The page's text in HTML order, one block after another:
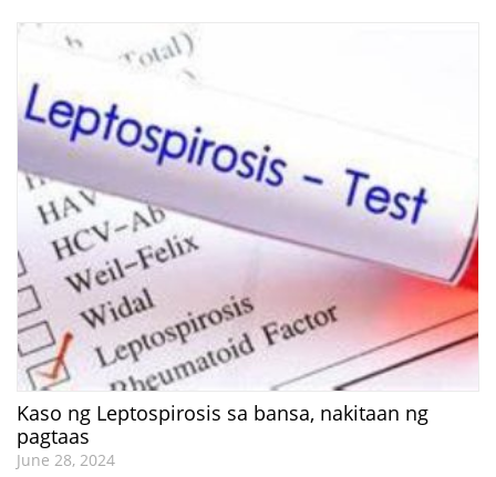
Kaso ng Leptospirosis sa bansa, nakitaan ng
pagtaas
June 28, 2024